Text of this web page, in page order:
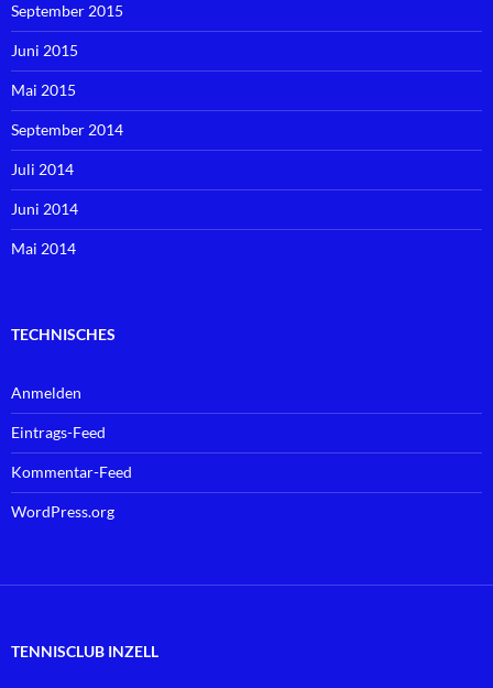
September 2015
Juni 2015
Mai 2015
September 2014
Juli 2014
Juni 2014
Mai 2014
TECHNISCHES
Anmelden
Eintrags-Feed
Kommentar-Feed
WordPress.org
TENNISCLUB INZELL